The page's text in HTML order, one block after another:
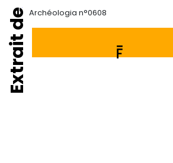
Extrait de Archéologia n°0608